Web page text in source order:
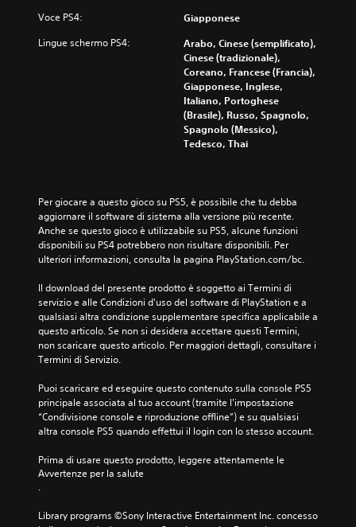
Voce PS4: Giapponese
Lingue schermo PS4:
Arabo, Cinese (semplificato),
Cinese (tradizionale),
Coreano, Francese (Francia),
Giapponese, Inglese,
Italiano, Portoghese
(Brasile), Russo, Spagnolo,
Spagnolo (Messico),
Tedesco, Thai
Per giocare a questo gioco su PS5, è possibile che tu debba
aggiornare il software di sistema alla versione più recente.
Anche se questo gioco è utilizzabile su PS5, alcune funzioni
disponibili su PS4 potrebbero non risultare disponibili. Per
ulteriori informazioni, consulta la pagina PlayStation.com/bc.
Il download del presente prodotto è soggetto ai Termini di
servizio e alle Condizioni d'uso del software di PlayStation e a
qualsiasi altra condizione supplementare specifica applicabile a
questo articolo. Se non si desidera accettare questi Termini,
non scaricare questo articolo. Per maggiori dettagli, consultare i
Termini di Servizio.
Puoi scaricare ed eseguire questo contenuto sulla console PS5
principale associata al tuo account (tramite l'impostazione
“Condivisione console e riproduzione offline”) e su qualsiasi
altra console PS5 quando effettui il login con lo stesso account.
Prima di usare questo prodotto, leggere attentamente le
Avvertenze per la salute
.
Library programs ©Sony Interactive Entertainment Inc. concesso